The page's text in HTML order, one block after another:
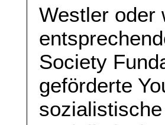
Westler oder
Society
geförderte